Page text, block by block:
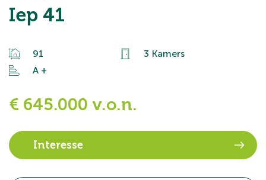
Iep 41
91
3 Kamers
A +
€ 645.000 v.o.n.
Interesse